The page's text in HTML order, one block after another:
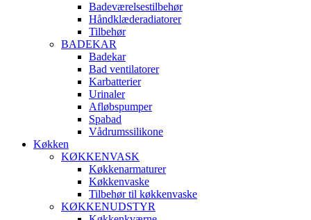
Badeværelsestilbehør
Håndklæderadiatorer
Tilbehør
BADEKAR
Badekar
Bad ventilatorer
Karbatterier
Urinaler
Afløbspumper
Spabad
Vådrumssilikone
Køkken
KØKKENVASK
Køkkenarmaturer
Køkkenvaske
Tilbehør til køkkenvaske
KØKKENUDSTYR